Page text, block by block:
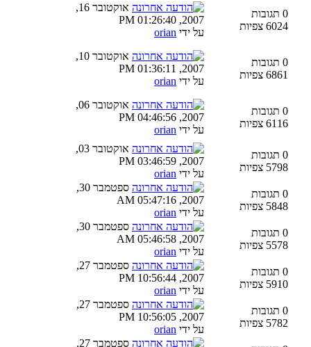
0 תגובות
6024 צפיות
אוקטובר 16,
2007, 01:26:40 PM
על ידי orian
0 תגובות
6861 צפיות
אוקטובר 10,
2007, 01:36:11 PM
על ידי orian
0 תגובות
6116 צפיות
אוקטובר 06,
2007, 04:46:56 PM
על ידי orian
0 תגובות
5798 צפיות
אוקטובר 03,
2007, 03:46:59 PM
על ידי orian
0 תגובות
5848 צפיות
ספטמבר 30,
2007, 05:47:16 AM
על ידי orian
0 תגובות
5578 צפיות
ספטמבר 30,
2007, 05:46:58 AM
על ידי orian
0 תגובות
5910 צפיות
ספטמבר 27,
2007, 10:56:44 PM
על ידי orian
0 תגובות
5782 צפיות
ספטמבר 27,
2007, 10:56:05 PM
על ידי orian
ספטמבר 27,